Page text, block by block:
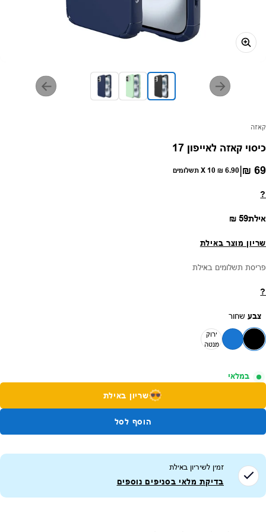
ספק:
קאזה
כיסוי קאזה לאייפון 17
מחיר רגיל
69 ₪
|
6.90 ₪ X 10 תשלומים
?
אילתמחיר רגיל
59 ₪
שריון מוצר באילת
פריסת תשלומים באילת
?
צבע שחור
ירוק
מנטה
במלאי
שריון באילת
הוסף לסל
זמין לשיריון באילת
בדיקת מלאי בסניפים נוספים